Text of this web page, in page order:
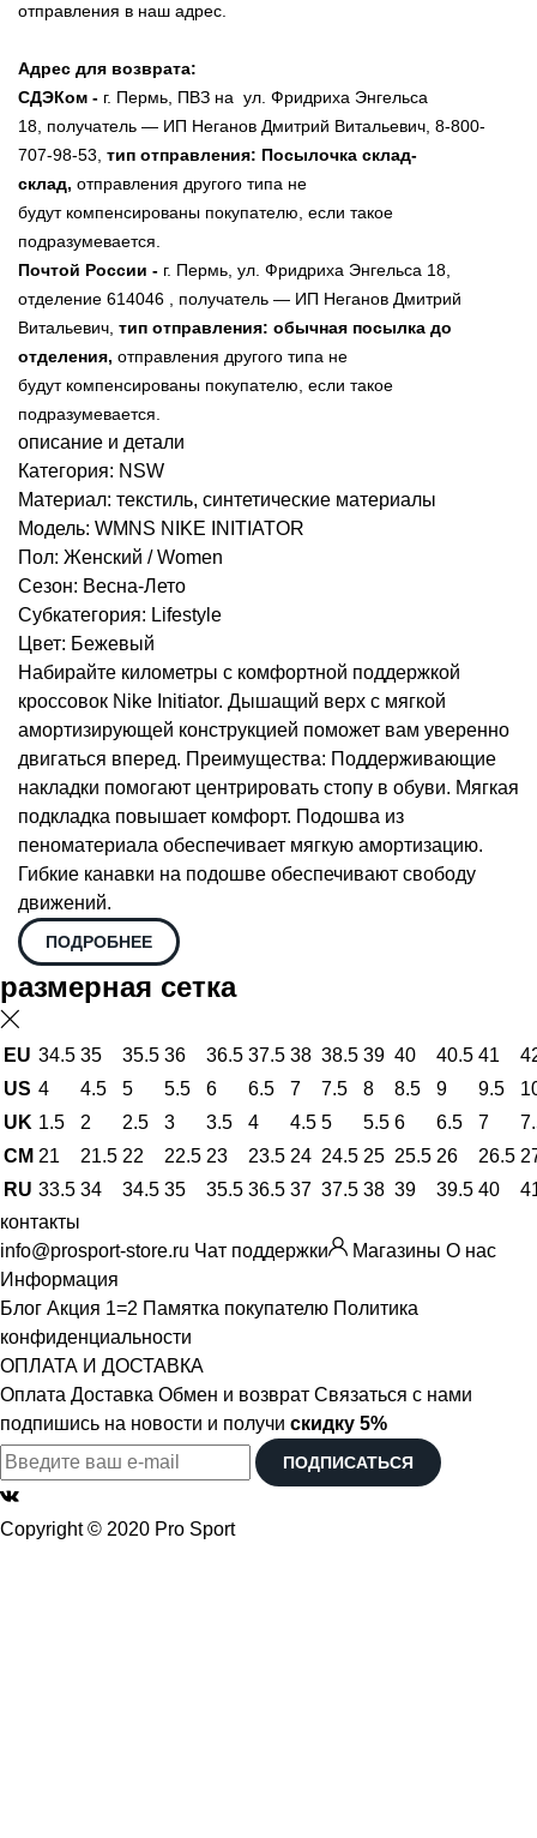
отправления в наш адрес.
Адрес для возврата:
СДЭКом - г. Пермь, ПВЗ на ул. Фридриха Энгельса
18, получатель — ИП Неганов Дмитрий Витальевич, 8-800-
707-98-53, тип отправления: Посылочка склад-
склад, отправления другого типа не
будут компенсированы покупателю, если такое
подразумевается.
Почтой России - г. Пермь, ул. Фридриха Энгельса 18
отделение 614046
, получатель — ИП Неганов Дмитрий
Витальевич, тип отправления: обычная посылка до
отделения, отправления другого типа не
будут компенсированы покупателю, если такое
подразумевается.
описание и детали
Категория: NSW
Материал: текстиль, синтетические материалы
Модель: WMNS NIKE INITIATOR
Пол: Женский / Women
Сезон: Весна-Лето
Субкатегория: Lifestyle
Цвет: Бежевый
Набирайте километры с комфортной поддержкой
кроссовок Nike Initiator. Дышащий верх с мягкой
амортизирующей конструкцией поможет вам уверенно
двигаться вперед. Преимущества: Поддерживающие
накладки помогают центрировать стопу в обуви. Мягкая
подкладка повышает комфорт. Подошва из
пеноматериала обеспечивает мягкую амортизацию.
Гибкие канавки на подошве обеспечивают свободу
движений.
ПОДРОБНЕЕ
размерная сетка
EU 34.5 35 35.5 36 36.5 37.5 38 38.5 39 40 40.5 41
US 4 4.5 5 5.5 6 6.5 7 7.5 8 8.5 9 9.5
UK 1.5 2 2.5 3 3.5 4 4.5 5 5.5 6 6.5 7
CM 21 21.5 22 22.5 23 23.5 24 24.5 25 25.5 26 26.5
RU 33.5 34 34.5 35 35.5 36.5 37 37.5 38 39 39.5 40
контакты
info@prosport-store.ru Чат поддержки Магазины О нас
Информация
Блог Акция 1=2 Памятка покупателю Политика
конфиденциальности
ОПЛАТА И ДОСТАВКА
Оплата Доставка Обмен и возврат Связаться с нами
подпишись на новости и получи скидку 5%
ПОДПИСАТЬСЯ
Copyright © 2020 Pro Sport